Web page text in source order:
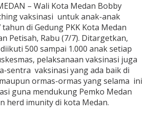
– Wali Kota Medan Bobby
vaksinasi untuk anak-anak
di Gedung PKK Kota Medan
Petisah, Rabu (7/7). Ditargetkan,
500 sampai 1.000 anak setiap
pelaksanaan vaksinasi juga
sentra vaksinasi yang ada baik di
ormas-ormas yang selama ini
guna mendukung Pemko Medan
herd imunity di kota Medan.